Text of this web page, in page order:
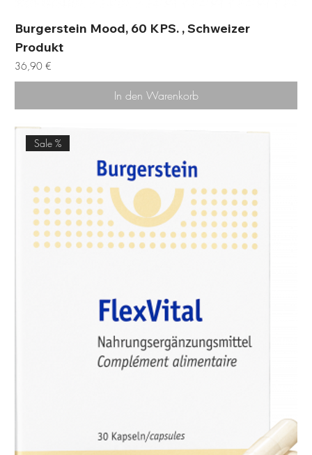
Burgerstein Mood, 60 KPS. , Schweizer
Produkt
Preis
36,90 €
In den Warenkorb
Sale %